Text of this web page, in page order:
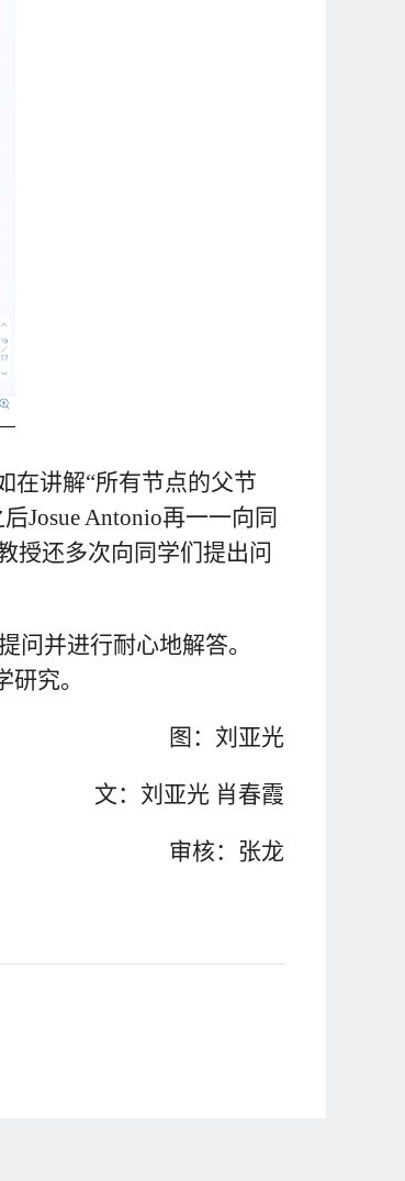
在讲解“所有节点的父节
Josue Antonio再一一向同
授还多次向同学们提出问
问并进行耐心地解答。
究。
图：刘亚光
文：刘亚光 肖春霞
审核：张龙